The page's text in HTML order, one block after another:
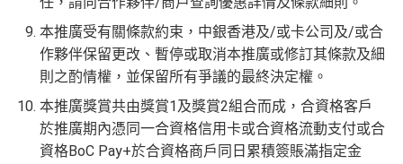
本推廣受有關條款約束，中銀香港及/或卡公司及/或合
作夥伴保留更改、暫停或取消本推廣或修訂其條款及細
則之酌情權，並保留所有爭議的最終決定權。
本推廣獎賞共由獎賞1及獎賞2組合而成，合資格客戶
於推廣期內憑同一合資格信用卡或合資格流動支付或合
資格BoC Pay+於合資格商戶同日累積簽賬滿指定金